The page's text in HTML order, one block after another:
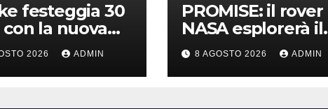
festeggia 30
la nuova
gratuita
of The
2026 ADMIN
PROMISE: il rover
NASA esplorerà il
polo sud lunare |
Cosa sappiamo
8 AGOSTO 2026 ADMIN